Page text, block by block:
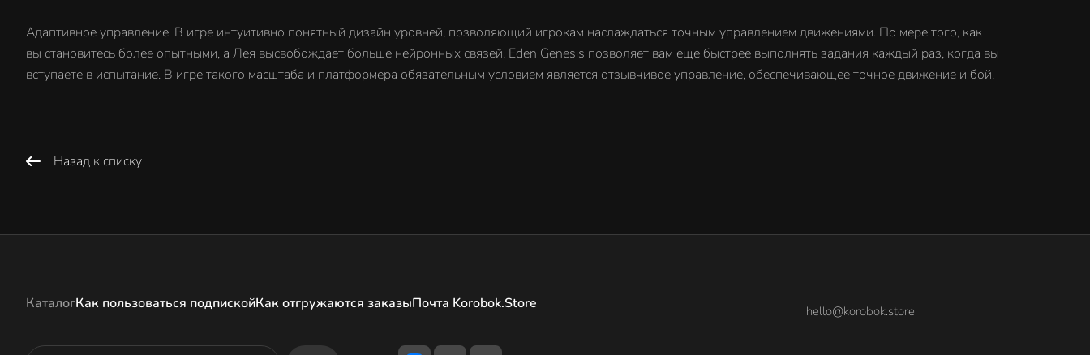
Адаптивное управление. В игре интуитивно понятный дизайн уровней, позволяющий игрокам наслаждаться точным управлением движениями. По мере того, как
вы становитесь более опытными, а Лея высвобождает больше нейронных связей, Eden Genesis позволяет вам еще быстрее выполнять задания каждый раз, когда вы
вступаете в испытание. В игре такого масштаба и платформера обязательным условием является отзывчивое управление, обеспечивающее точное движение и бой.
Назад к списку
КаталогКак пользоваться подпискойКак отгружаются заказыПочта Korobok.Store hello@korobok.store